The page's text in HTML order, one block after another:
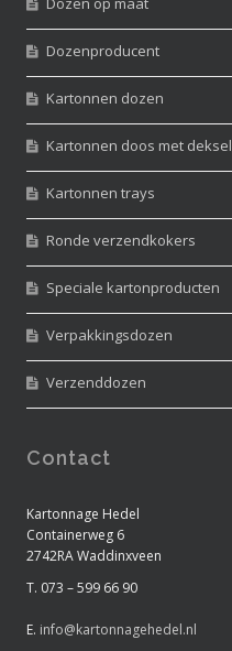
Dozenproducent
Kartonnen dozen
Kartonnen doos met deksel
Kartonnen trays
Ronde verzendkokers
Speciale kartonproducten
Verpakkingsdozen
Verzenddozen
Contact
Kartonnage Hedel
Containerweg 6
2742RA Waddinxveen
T. 073 – 599 66 90
E. info@kartonnagehedel.nl